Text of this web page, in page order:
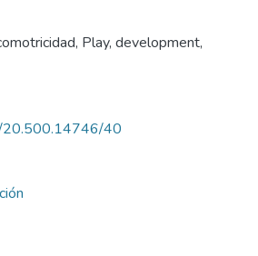
, Play, development,
20.500.14746/40